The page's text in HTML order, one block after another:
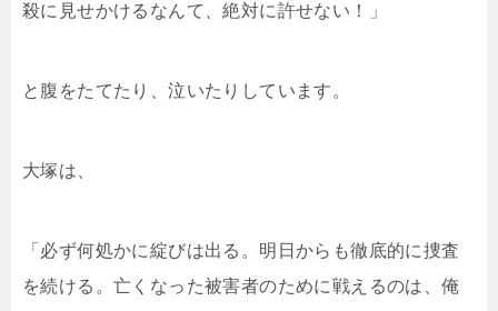
殺に見せかけるなんて、絶対に許せない！」
と腹をたてたり、泣いたりしています。
大塚は、
「必ず何処かに綻びは出る。明日からも徹底的に捜査
を続ける。亡くなった被害者のために戦えるのは、俺